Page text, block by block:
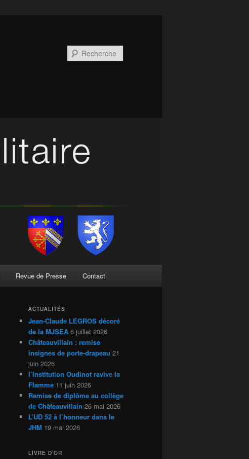
Revue de Presse Contact
ACTUALITÉS
Jean-Claude LEGROS décoré
de la MJSEA 6 juillet 2026
Châteauvillain : remise
insignes de porte-drapeau 21
juin 2026
l’Institution Oudinot ravive la
Flamme 11 juin 2026
Remise de diplôme au collège
de Châteauvillain 26 mai 2026
L’UD 52 à l’honneur dans le
JHM 19 mai 2026
LIVRE D’OR